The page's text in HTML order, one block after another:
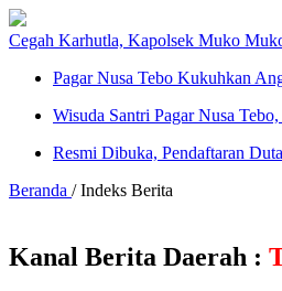
Cegah Karhutla, Kapolsek Muko
Pagar Nusa Tebo Kukuhkan
Wisuda Santri Pagar Nusa
Resmi Dibuka, Pendaftaran
Beranda / Indeks Berita
Kanal Berita Daerah :